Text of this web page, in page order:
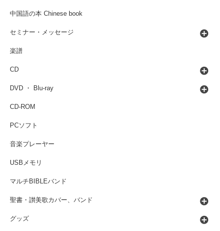
中国語の本 Chinese book
セミナー・メッセージ
楽譜
CD
DVD ・ Blu-ray
CD-ROM
PCソフト
音楽プレーヤー
USBメモリ
マルチBIBLEバンド
聖書・讃美歌カバー、バンド
グッズ